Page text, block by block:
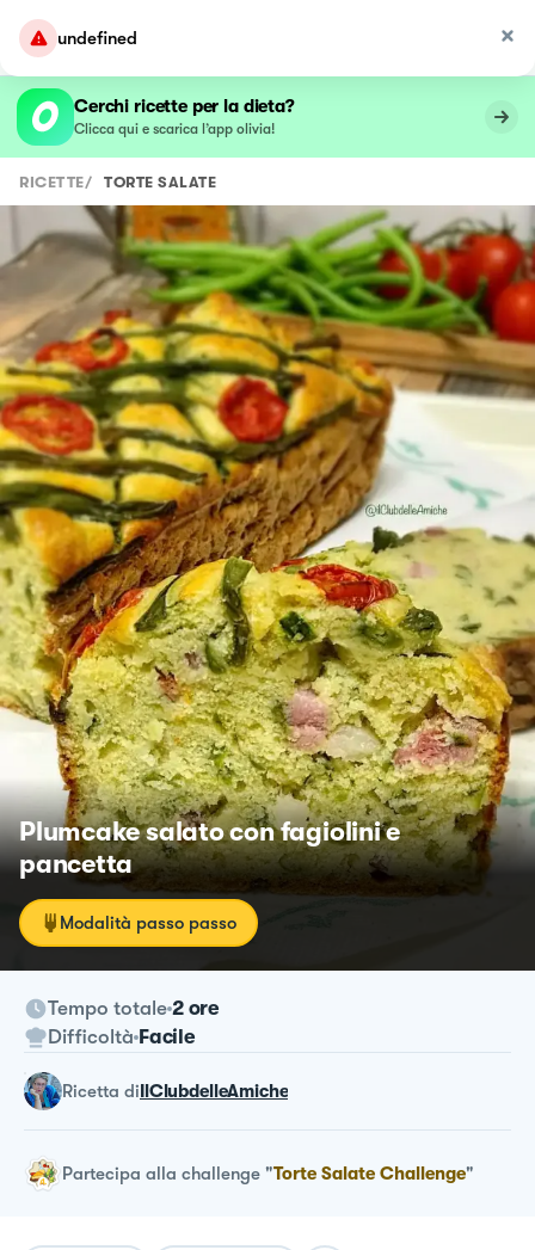
undefined
Cerchi ricette per la dieta?
Clicca qui e scarica l’app olivia!
RICETTE/ TORTE SALATE
Plumcake salato con fagiolini e
pancetta
Modalità passo passo
Tempo totale 2 ore
Difficoltà Facile
ricetta diIlClubdelleAmiche
Partecipa alla challenge "Torte Salate Challenge"